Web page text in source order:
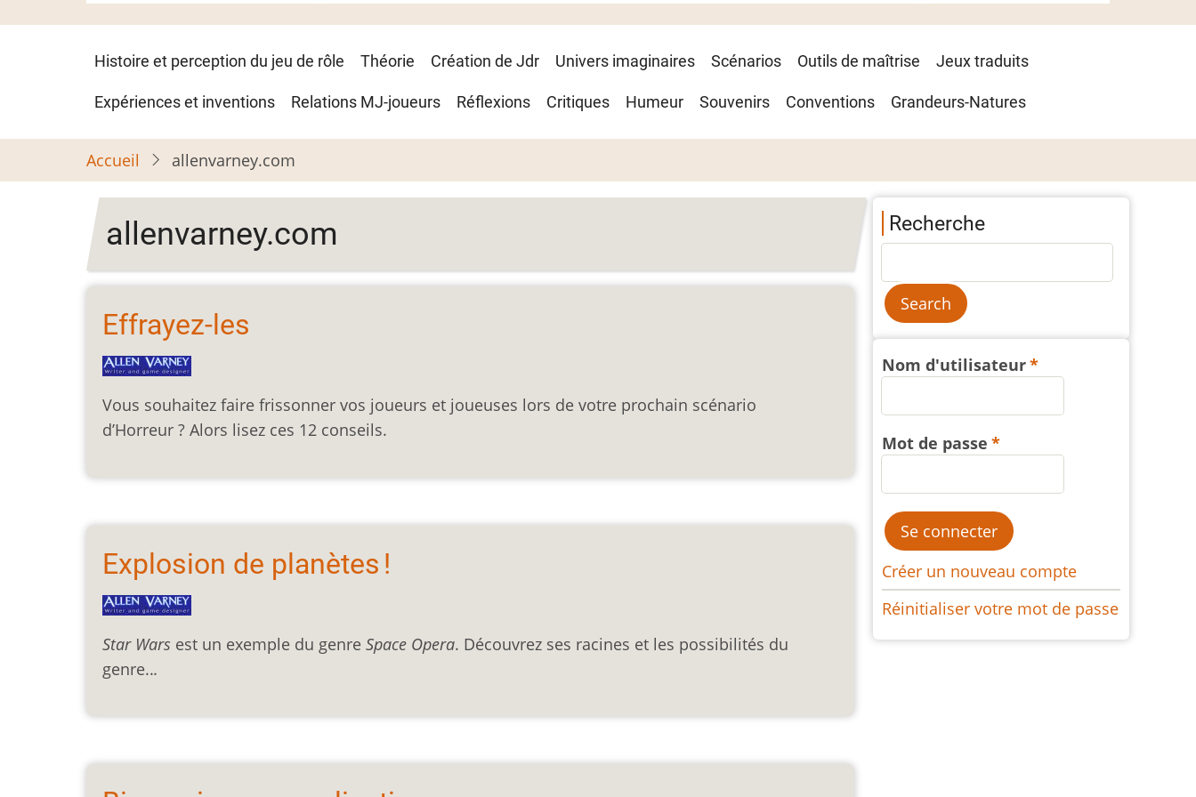
Navigation
principale
Histoire et perception du jeu de rôle Théorie Création de Jdr Univers imaginaires Scénarios Outils de maîtrise Jeux traduits
Expériences et inventions Relations MJ-joueurs Réflexions Critiques Humeur Souvenirs Conventions Grandeurs-Natures
Accueil allenvarney.com
allenvarney.com
Effrayez-les
Vous souhaitez faire frissonner vos joueurs et joueuses lors de votre prochain scénario
d’Horreur ? Alors lisez ces 12 conseils.
Explosion de planètes !
Star Wars est un exemple du genre Space Opera. Découvrez ses racines et les possibilités du
genre...
Recherche
Nom d'utilisateur
Mot de passe
Créer un nouveau compte
Réinitialiser votre mot de passe